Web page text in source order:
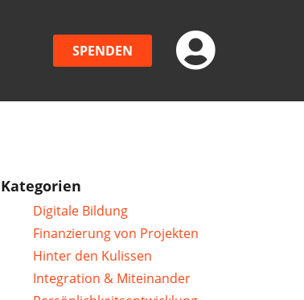
SPENDEN
Kategorien
Digitale Bildung
Finanzierung von Projekten
Hinter den Kulissen
Integration & Miteinander